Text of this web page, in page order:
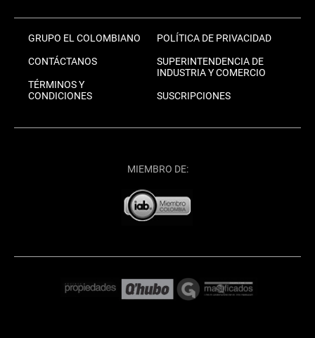
GRUPO EL COLOMBIANO
CONTÁCTANOS
TÉRMINOS Y
CONDICIONES
POLÍTICA DE PRIVACIDAD
SUPERINTENDENCIA DE
INDUSTRIA Y COMERCIO
SUSCRIPCIONES
MIEMBRO DE: